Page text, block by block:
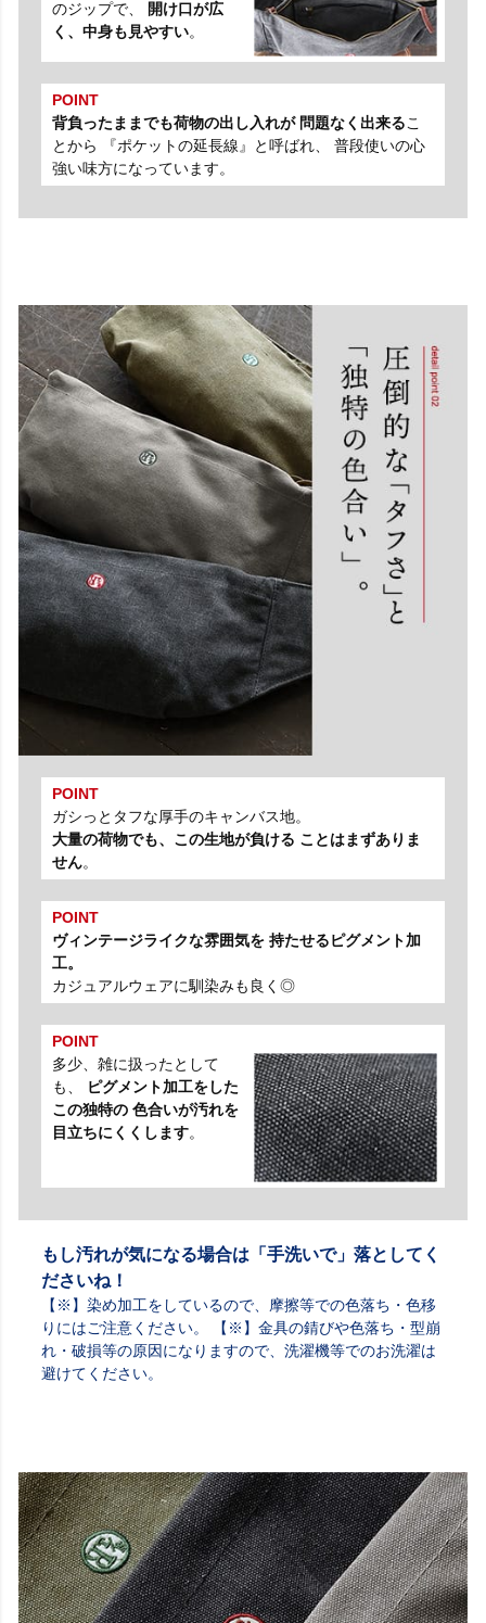
のジップで、
開け口が広
く、中身も見やすい。
POINT
背負ったままでも荷物の出し入れが 問題なく出来るこ
とから 『ポケットの延長線』と呼ばれ、 普段使いの心
強い味方になっています。
POINT
ガシっとタフな厚手のキャンバス地。
大量の荷物でも、この生地が負ける ことはまずありま
せん。
POINT
ヴィンテージライクな雰囲気を 持たせるピグメント加
工。
カジュアルウェアに馴染みも良く◎
POINT
多少、雑に扱ったとして
も、
ピグメント加工をした
この独特の 色合いが汚れを
目立ちにくくします。
もし汚れが気になる場合は「手洗いで」落としてく
ださいね！
【※】染め加工をしているので、摩擦等での色落ち・色移
りにはご注意ください。 【※】金具の錆びや色落ち・型崩
れ・破損等の原因になりますので、洗濯機等でのお洗濯は
避けてください。